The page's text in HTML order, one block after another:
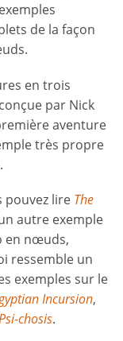
de la façon
en trois
par Nick
aventure
très propre
pouvez lire The
autre exemple
en nœuds,
ressemble un
exemples sur le
Incursion,
chosis.